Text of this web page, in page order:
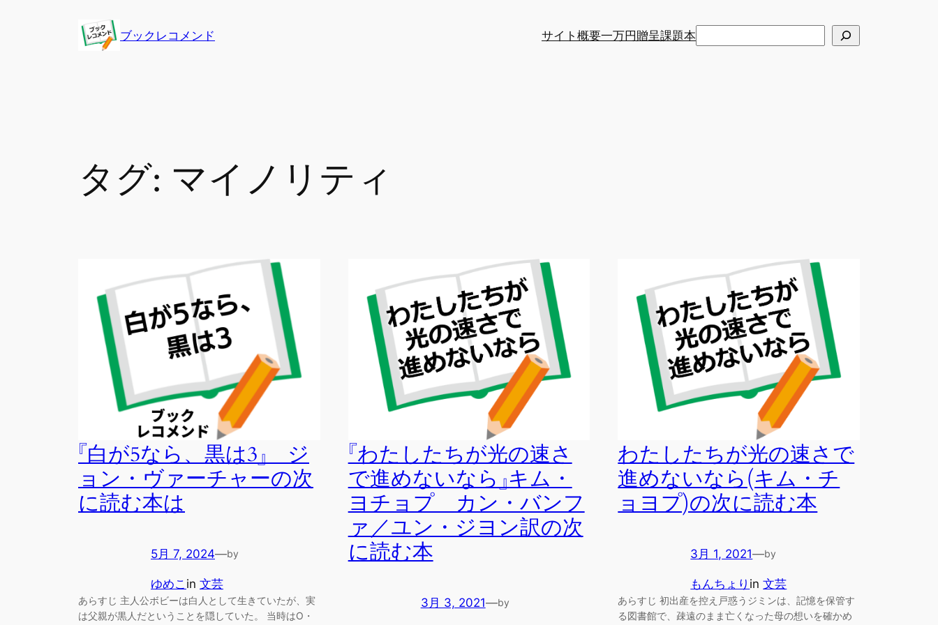
ブックレコメンド サイト概要一万円贈呈課題本
タグ: マイノリティ
『白が5なら、黒は3』 ジ
ョン・ヴァーチャーの次
に読む本は
5月 7, 2024—by
ゆめこ in 文芸
あらすじ 主人公ボビーは白人として生きていたが、実
は父親が黒人だということを隠していた。 当時はO・
『わたしたちが光の速さ
で進めないなら』キム・
ヨチョプ カン・バンフ
ァ／ユン・ジヨン訳の次
に読む本
3月 3, 2021—by
わたしたちが光の速さで
進めないなら(キム・チ
ョヨプ)の次に読む本
3月 1, 2021—by
もんちょり in文芸
あらすじ 初出産を控え戸惑うジミンは、記憶を保管す
る図書館で、疎遠のまま亡くなった母の想いを確かめ